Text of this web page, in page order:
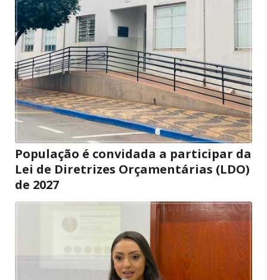
População é convidada a participar da
Lei de Diretrizes Orçamentárias (LDO)
de 2027